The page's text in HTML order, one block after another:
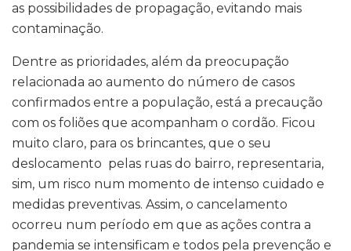
as possibilidades de propagação, evitando mais
contaminação.
Dentre as prioridades, além da preocupação
relacionada ao aumento do número de casos
confirmados entre a população, está a precaução
com os foliões que acompanham o cordão. Ficou
muito claro, para os brincantes, que o seu
deslocamento pelas ruas do bairro, representaria,
sim, um risco num momento de intenso cuidado e
medidas preventivas. Assim, o cancelamento
ocorreu num período em que as ações contra a
pandemia se intensificam e todos pela prevenção e